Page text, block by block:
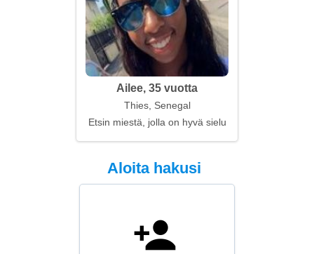
Ailee, 35 vuotta
Thies, Senegal
Etsin miestä, jolla on hyvä sielu
Aloita hakusi